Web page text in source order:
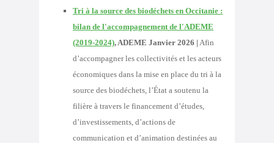
Tri à la source des biodéchets en Occitanie :
bilan de l'accompagnement de l'ADEME
(2019-2024), ADEME Janvier 2026 | Afin
d’accompagner les collectivités et les acteurs
économiques dans la mise en place du tri à la
source des biodéchets, l’État a soutenu la
filière à travers le financement d’études,
d’investissements, d’actions de
communication et d’animation destinées au